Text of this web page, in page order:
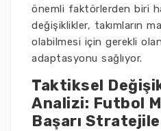
önemli faktörlerden biri
değişiklikler, takımların
olabilmesi için gerekli
adaptasyonu sağlıyor.
Taktiksel
Analizi: Futbol
Başarı